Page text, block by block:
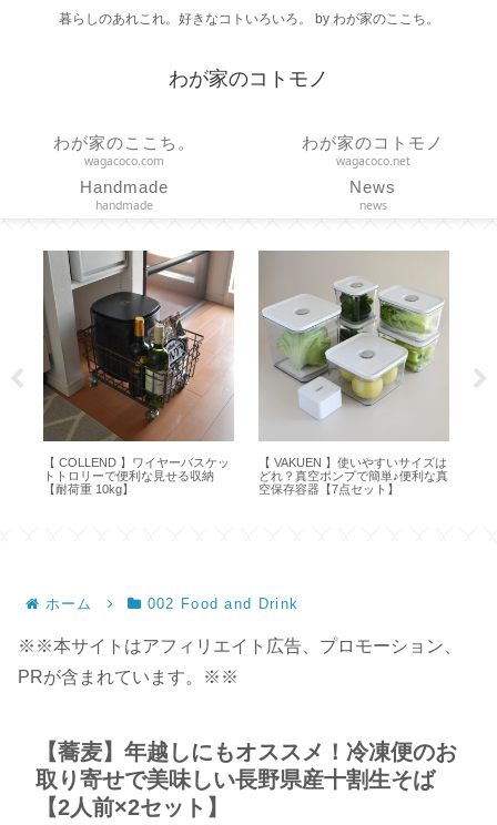
暮らしのあれこれ。好きなコトいろいろ。 by わが家のここち。
わが家のコトモノ
わが家のここち。
wagacoco.com
わが家のコトモノ
wagacoco.net
Handmade
handmade
News
news
【 COLLEND 】ワイヤーバスケッ
トトロリーで便利な見せる収納
【耐荷重 10kg】
【 VAKUEN 】使いやすいサイズは
どれ？真空ポンプで簡単♪便利な真
空保存容器【7点セット】
ホーム 002 Food and Drink
※※本サイトはアフィリエイト広告、プロモーション、
PRが含まれています。※※
【蕎麦】年越しにもオススメ！冷凍便のお
取り寄せで美味しい長野県産十割生そば
【2人前×2セット】